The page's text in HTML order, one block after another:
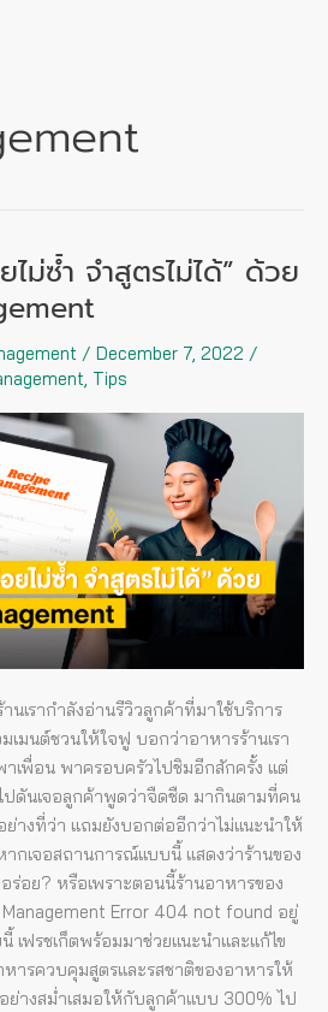
ไม่ซ้ำ จำสูตรไม่ได้” ด้วย
/ December 7, 2022 /
, Tips
เรากำลังอ่านรีวิวลูกค้าที่มาใช้บริการ
มเมนต์ชวนให้ใจฟู บอกว่าอาหารร้านเรา
าเพื่อน พาครอบครัวไปชิมอีกสักครั้ง แต่
ปดันเจอลูกค้าพูดว่าจืดชืด มากินตามที่คน
ย่างที่ว่า แถมยังบอกต่ออีกว่าไม่แนะนำให้
ากเจอสถานการณ์แบบนี้ แสดงว่าร้านของ
ร่อย? หรือเพราะตอนนี้ร้านอาหารของ
Management Error 404 not found อยู่
ฟรชเก็ตพร้อมมาช่วยแนะนำและแก้ไข
ารควบคุมสูตรและรสชาติของอาหารให้
ย่างสม่ำเสมอให้กับลูกค้าแบบ 300% ไป